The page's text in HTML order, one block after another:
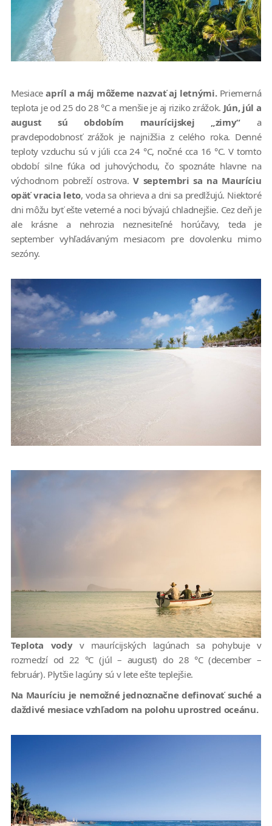
Mesiaceapríl a máj môžeme nazvať aj letnými.Priemerná
teplota je od 25 do 28 °C a menšie je aj riziko zrážok. Jún, júl a
august sú obdobím maurícijskej „zimy“ a
pravdepodobnosť zrážok je najnižšia z celého roka. Denné
teploty vzduchu sú v júli cca 24 °C, nočné cca 16 °C. V tomto
období silne fúka od juhovýchodu, čo spoznáte hlavne na
východnom pobreží ostrova.V septembri sa na Mauríciu
opäť vracia leto, voda sa ohrieva a dni sa predlžujú. Niektoré
dni môžu byť ešte veterné a noci bývajú chladnejšie. Cez deň je
ale krásne a nehrozia neznesiteľné horúčavy, teda je
september vyhľadávaným mesiacom pre dovolenku mimo
sezóny.
Teplota vodyv maurícijských lagúnach sa pohybuje v
rozmedzí od 22 °C (júl – august) do 28 °C (december –
február). Plytšie lagúny sú v lete ešte teplejšie.
Na Mauríciu je nemožné jednoznačne definovať suché a
daždivé mesiace vzhľadom na polohu uprostred oceánu.